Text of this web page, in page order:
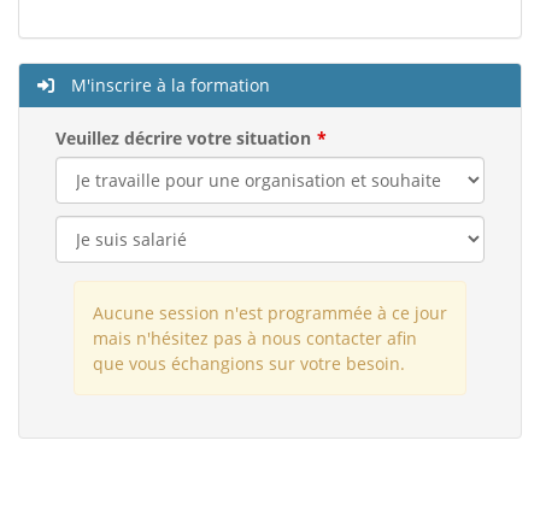
M'inscrire à la formation
Veuillez décrire votre situation
Aucune session n'est programmée à ce jour
mais n'hésitez pas à nous contacter afin
que vous échangions sur votre besoin.